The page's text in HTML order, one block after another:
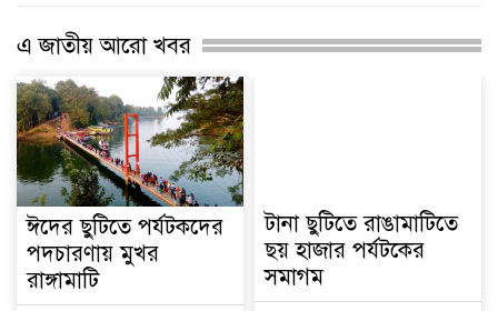
এ জাতীয় আরো খবর
ঈদের ছুটিতে পর্যটকদের
পদচারণায় মুখর
রাঙ্গামাটি
টানা ছুটিতে রাঙামাটিতে
ছয় হাজার পর্যটকের
সমাগম